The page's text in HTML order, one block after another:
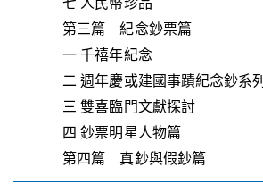
第三篇 紀念鈔票篇
一 千禧年紀念
二 週年慶或建國事蹟紀念鈔系列
三 雙喜臨門文獻探討
四 鈔票明星人物篇
第四篇 真鈔與假鈔篇